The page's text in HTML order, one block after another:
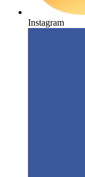
Instagram